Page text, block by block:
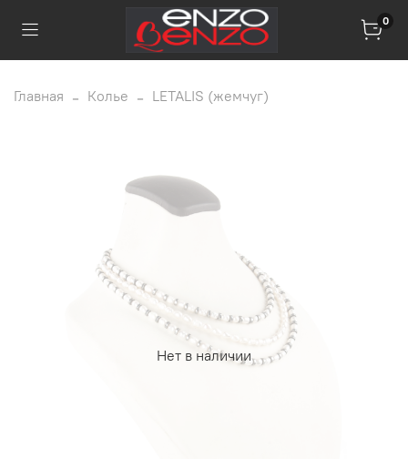
0
Главная Колье LETALIS (жемчуг)
Нет в наличии